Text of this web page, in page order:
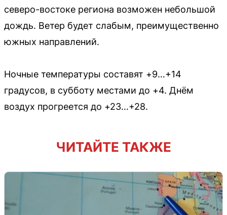
северо-востоке региона возможен небольшой
дождь. Ветер будет слабым, преимущественно
южных направлений.
Ночные температуры составят +9…+14
градусов, в субботу местами до +4. Днём
воздух прогреется до +23…+28.
ЧИТАЙТЕ ТАКЖЕ